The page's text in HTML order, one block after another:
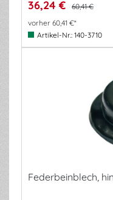
36,24 €
60,41 €
vorher 60,41 €*
Artikel-Nr.: 140-3710
Federbeinblech,